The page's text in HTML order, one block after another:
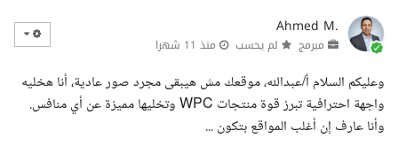
Ahmed M.
مبرمج لم يحسب منذ 11 شهرا
وعليكم السلام أ/عبدالله، موقعك مش هيبقى مجرد صور عادية، أنا هخليه
واجهة احترافية تبرز قوة منتجات WPC وتخليها مميزة عن أي منافس.
وأنا عارف إن أغلب المواقع بتكون ...